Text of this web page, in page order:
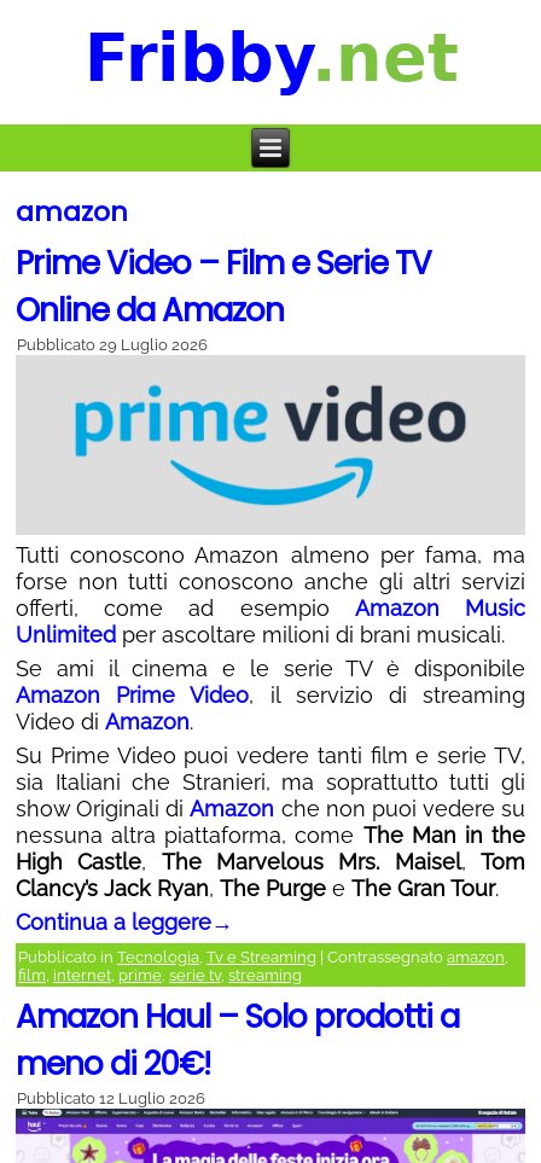
amazon
Prime Video – Film e Serie TV
Online da Amazon
Pubblicato 29 Luglio 2026
Tutti conoscono Amazon almeno per fama, ma
forse non tutti conoscono anche gli altri servizi
offerti, come ad esempio Amazon Music
Unlimited per ascoltare milioni di brani musicali.
Se ami il cinema e le serie TV è disponibile
Amazon Prime Video, il servizio di streaming
Video di Amazon.
Su Prime Video puoi vedere tanti film e serie TV,
sia Italiani che Stranieri, ma soprattutto tutti gli
show Originali diAmazon che non puoi vedere su
nessuna altra piattaforma, come The Man in the
High Castle, The Marvelous Mrs. Maisel,Tom
Clancy’s Jack Ryan, The Purge e The Gran Tour.
Continua a leggere→
Pubblicato in Tecnologia, Tv e Streaming Contrassegnato amazon,
film, internet, prime, serie tv, streaming
Amazon Haul – Solo prodotti a
meno di 20€!
Pubblicato 12 Luglio 2026